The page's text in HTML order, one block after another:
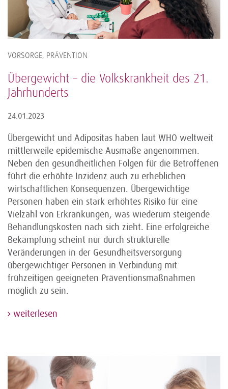
VORSORGE, PRÄVENTION
Übergewicht – die Volkskrankheit des 21.
Jahrhunderts
24.01.2023
Übergewicht und Adipositas haben laut WHO weltweit
mittlerweile epidemische Ausmaße angenommen.
Neben den gesundheitlichen Folgen für die Betroffenen
führt die erhöhte Inzidenz auch zu erheblichen
wirtschaftlichen Konsequenzen. Übergewichtige
Personen haben ein stark erhöhtes Risiko für eine
Vielzahl von Erkrankungen, was wiederum steigende
Behandlungskosten nach sich zieht. Eine erfolgreiche
Bekämpfung scheint nur durch strukturelle
Veränderungen in der Gesundheitsversorgung
übergewichtiger Personen in Verbindung mit
frühzeitigen geeigneten Präventionsmaßnahmen
möglich zu sein.
weiterlesen